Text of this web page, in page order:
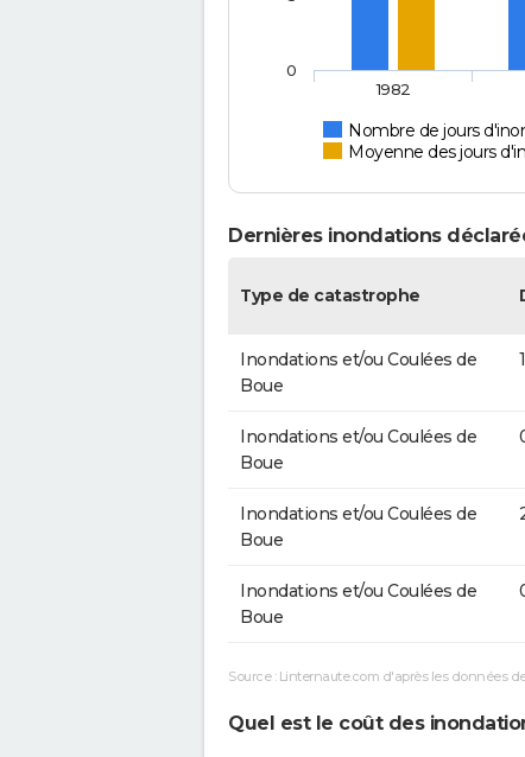
Nombre de jours
Moyenne des jours
1982
0
Dernières inondations
Type de catastrophe
Inondations et/ou Coulées de
Boue
Inondations et/ou Coulées de
Boue
Inondations et/ou Coulées de
Boue
Inondations et/ou Coulées de
Boue
Source : Linternaute.com d'après les données
Quel est le coût des